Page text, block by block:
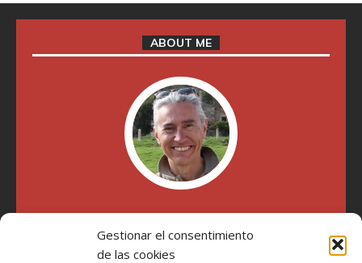
Gestionar el consentimiento
de las cookies
ABOUT ME
"Soy Manel Hospido, nací en Valencia en 1969 y desde el
año 2007 he escrito sobre motos en distintos medios.
Millatrece.com es una apuesta por escribir sobre lo que me